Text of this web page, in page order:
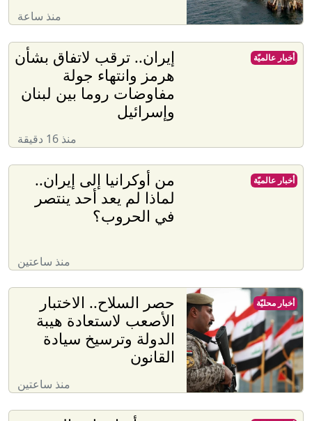
منذ ساعة
إيران.. ترقب لاتفاق بشأن
هرمز وانتهاء جولة
مفاوضات روما بين لبنان
وإسرائيل
منذ 16 دقيقة
أخبار عالميّة
من أوكرانيا إلى إيران..
لماذا لم يعد أحد ينتصر
في الحروب؟
منذ ساعتين
أخبار عالميّة
حصر السلاح.. الاختبار
الأصعب لاستعادة هيبة
الدولة وترسيخ سيادة
القانون
منذ ساعتين
أخبار محليّة